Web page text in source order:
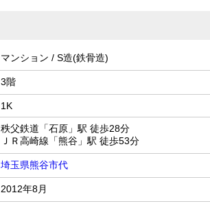
マンション / S造(鉄骨造)
3階
1K
秩父鉄道「石原」駅 徒歩28分
ＪＲ高崎線「熊谷」駅 徒歩53分
埼玉県熊谷市代
2012年8月